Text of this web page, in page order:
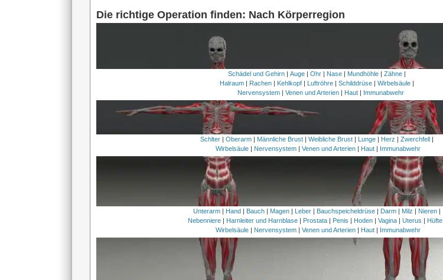
Die richtige Operation finden: Nach Körperregion
Schädel und Gehirn |Auge |Ohr | Nase | Mundhöhle |Zähne |
Halraum | Rachen | Kehlkopf | Luftröhre |Schilddrüse |Wirbelsäule |
Nervensystem| Venen und Arterien| Haut| Immunabwehr
Schlter |Oberarm Männliche Brust |Weibliche Brust Lunge Herz |Zwerchfell
Wirbelsäule| Nervensystem| Venen und Arterien| Haut| Immunabwehr
Unterarm | Hand | Bauch | Magen | Leber | Bauchspeicheldrüse | Darm | Milz | Nieren |
Nebenniere | Harnleiter und Harnblase | Prostata | Penis | Hoden |Vagina |Uterus | Hüfte
Wirbelsäule| Nervensystem| Venen und Arterien| Haut| Immunabwehr